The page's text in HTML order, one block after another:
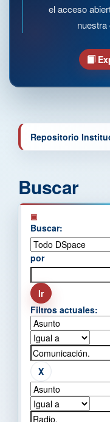
el acceso
nuestra
Repositorio
Buscar
Buscar:
por
Filtros actuales: